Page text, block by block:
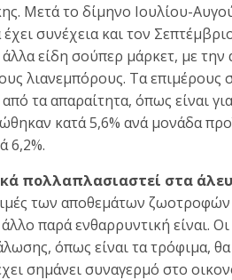
Μετά το δίμηνο Ιουλίου-
συνέχεια και τον
είδη σούπερ μάρκετ, με την
λιανεμπόρους. Τα επιμέρους
τα απαραίτητα, όπως είναι
κατά 5,6% ανά μονάδα
6,2%.
πολλαπλασιαστεί στα
των αποθεμάτων ζωοτροφών
παρά ενθαρρυντική είναι.
όπως είναι τα τρόφιμα,
σημάνει συναγερμό στο